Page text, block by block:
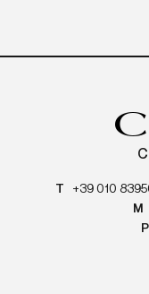
T +39 010
M